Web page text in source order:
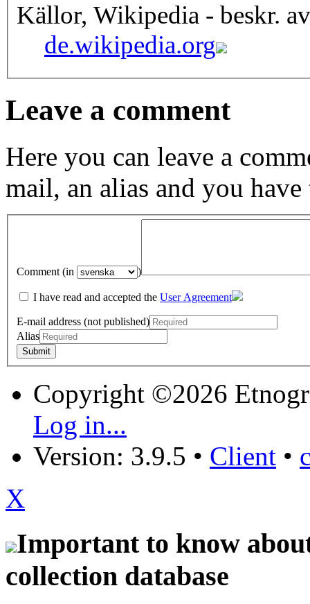
Källor, Wikipedia - beskr. av
de.wikipedia.org
Leave a comment
Here you can leave a
mail, an alias and you have
Comment (in )
I have read and accepted the User Agreement
E-mail address (not published)
Alias
Copyright ©2026
Log in...
Version: 3.9.5 • Client •
X
Important to know
collection database